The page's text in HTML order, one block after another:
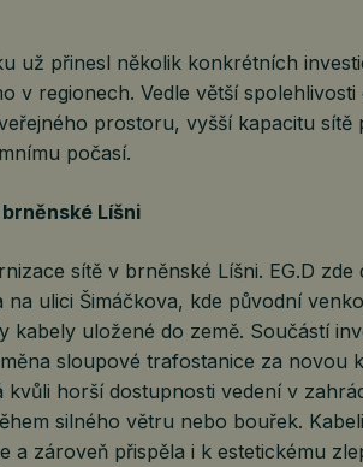
už přinesl několik konkrétních
v regionech. Vedle větší spolehlivosti
prostoru, vyšší kapacitu
počasí.
Líšni
sítě v brněnské Líšni. EG.D zde
ulici Šimáčkova, kde původní
kabely uložené do země. Součástí
sloupové trafostanice za novou
horší dostupnosti vedení v
silného větru nebo bouřek.
a zároveň přispěla i k estetickému